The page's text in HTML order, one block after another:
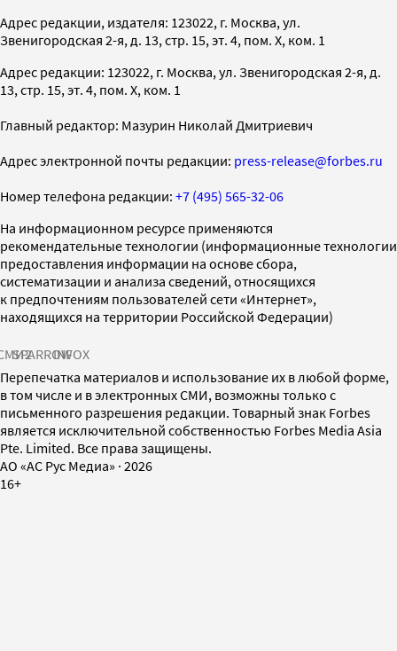
Адрес редакции, издателя: 123022, г. Москва, ул.
Звенигородская 2-я, д. 13, стр. 15, эт. 4, пом. X, ком. 1
Адрес редакции: 123022, г. Москва, ул. Звенигородская 2-я, д.
13, стр. 15, эт. 4, пом. X, ком. 1
Главный редактор: Мазурин Николай Дмитриевич
Адрес электронной почты редакции: press-release@forbes.ru
Номер телефона редакции: +7 (495) 565-32-06
На информационном ресурсе применяются
рекомендательные технологии (информационные технологии
предоставления информации на основе сбора,
систематизации и анализа сведений, относящихся
к предпочтениям пользователей сети «Интернет»,
находящихся на территории Российской Федерации)
SPARROWINFOX
Перепечатка материалов и использование их в любой форме,
в том числе и в электронных СМИ, возможны только с
письменного разрешения редакции. Товарный знак Forbes
является исключительной собственностью Forbes Media Asia
Pte. Limited. Все права защищены.
AO «АС Рус Медиа» · 2026
16+